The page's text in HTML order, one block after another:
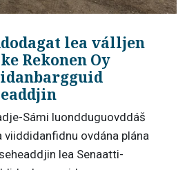
lea válljen
Rekonen Oy
Sámi luondduguovddáš
viiddidanfidnu ovdána plána
lea Senaatti-